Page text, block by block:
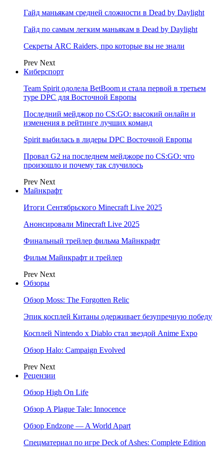
Гайд маньякам средней сложности в Dead by Daylight
Гайд по самым легким маньякам в Dead by Daylight
Секреты ARC Raiders, про которые вы не знали
Prev Next
Киберспорт
Team Spirit одолела BetBoom и стала первой в третьем
туре DPC для Восточной Европы
Последний мейджор по CS:GO: высокий онлайн и
изменения в рейтинге лучших команд
Spirit выбилась в лидеры DPC Восточной Европы
Провал G2 на последнем мейджоре по CS:GO: что
произошло и почему так случилось
Prev Next
Майнкрафт
Итоги Сентябрьского Minecraft Live 2025
Анонсировали Minecraft Live 2025
Финальный трейлер фильма Майнкрафт
Фильм Майнкрафт и трейлер
Prev Next
Обзоры
Обзор Moss: The Forgotten Relic
Эпик косплей Китаны одерживает безупречную победу
Косплей Nintendo x Diablo стал звездой Anime Expo
Обзор Halo: Campaign Evolved
Prev Next
Рецензии
Обзор High On Life
Обзор A Plague Tale: Innocence
Обзор Endzone — A World Apart
Спецматериал по игре Deck of Ashes: Complete Edition